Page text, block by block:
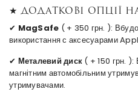
★ Додаткові опції
✔ MagSafe ( + 350 грн. ):
використання с аксесуарами
✔ Металевий диск ( + 150 грн. ):
магнітним автомобільним
утримувачами.